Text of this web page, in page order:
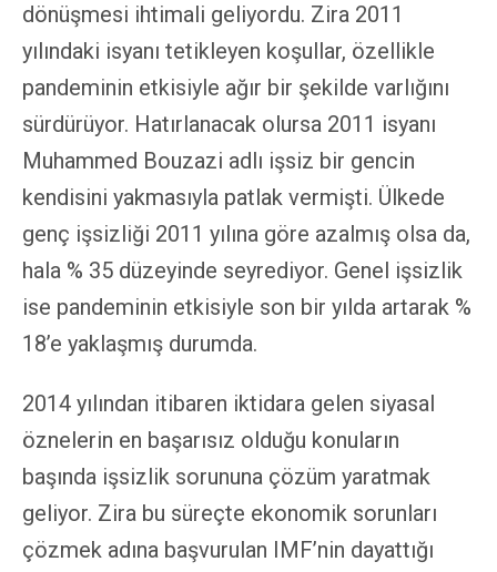
dönüşmesi ihtimali geliyordu. Zira 2011
yılındaki isyanı tetikleyen koşullar, özellikle
pandeminin etkisiyle ağır bir şekilde varlığını
sürdürüyor. Hatırlanacak olursa 2011 isyanı
Muhammed Bouzazi adlı işsiz bir gencin
kendisini yakmasıyla patlak vermişti. Ülkede
genç işsizliği 2011 yılına göre azalmış olsa da,
hala % 35 düzeyinde seyrediyor. Genel işsizlik
ise pandeminin etkisiyle son bir yılda artarak %
18’e yaklaşmış durumda.
2014 yılından itibaren iktidara gelen siyasal
öznelerin en başarısız olduğu konuların
başında işsizlik sorununa çözüm yaratmak
geliyor. Zira bu süreçte ekonomik sorunları
çözmek adına başvurulan IMF’nin dayattığı